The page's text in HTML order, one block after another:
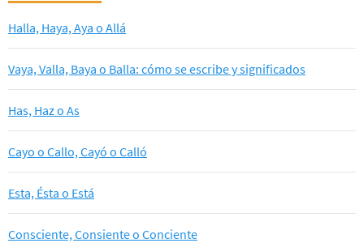
Halla, Haya, Aya o Allá
Vaya, Valla, Baya o Balla: cómo se escribe y significados
Has, Haz o As
Cayo o Callo, Cayó o Calló
Esta, Ésta o Está
Consciente, Consiente o Conciente